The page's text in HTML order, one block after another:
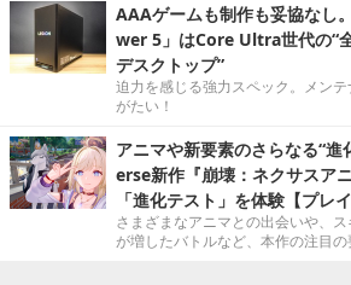
AAAゲームも制作も妥協なし
wer 5」はCore Ultra世代の“
デスクトップ”
迫力を感じる強力スペック。メン
がたい！
アニマや新要素のさらなる“
erse新作『崩壊：ネクサスア
「進化テスト」を体験【プレイ
さまざまなアニマとの出会いや、
が増したバトルなど、本作の注目の